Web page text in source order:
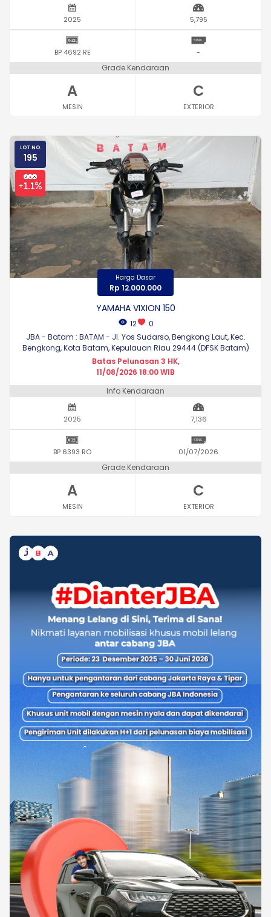
2025 5,795
BP 4692 RE -
Grade Kendaraan
A
MESIN
C
EXTERIOR
LOT NO.
195
Harga Dasar
Rp 12.000.000
YAMAHA VIXION 150
12
0
JBA - Batam : BATAM - Jl. Yos Sudarso, Bengkong Laut, Kec.
Bengkong, Kota Batam, Kepulauan Riau 29444 (DFSK Batam)
Batas Pelunasan 3 HK,
11/08/2026 18:00 WIB
Info Kendaraan
2025 7,136
BP 6393 RO 01/07/2026
Grade Kendaraan
A
MESIN
C
EXTERIOR